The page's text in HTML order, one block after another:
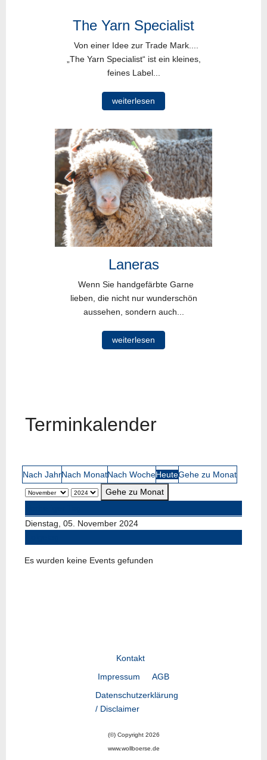
The Yarn Specialist
Von einer Idee zur Trade Mark....
„The Yarn Specialist“ ist ein kleines,
feines Label...
weiterlesen
Laneras
Wenn Sie handgefärbte Garne
lieben, die nicht nur wunderschön
aussehen, sondern auch...
weiterlesen
Terminkalender
Nach JahrNach MonatNach WocheHeuteGehe zu Monat
Gehe zu Monat
Dienstag, 05. November 2024
Es wurden keine Events gefunden
Kontakt
Impressum
AGB
Datenschutzerklärung
/ Disclaimer
(©) Copyright 2026
www.wollboerse.de